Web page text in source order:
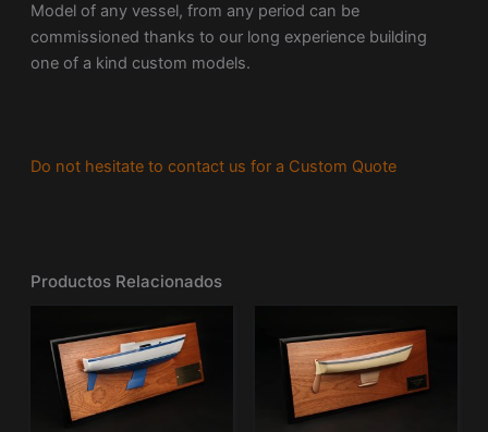
Model of any vessel, from any period can be
commissioned thanks to our long experience building
one of a kind custom models.
Do not hesitate to contact us for a Custom Quote
Productos Relacionados